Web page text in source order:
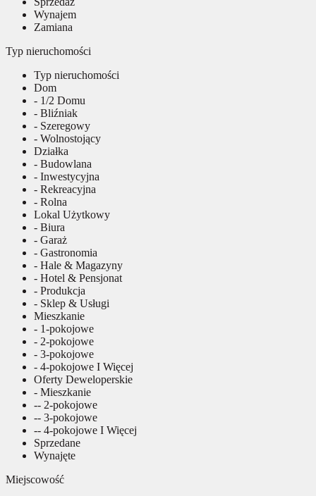
Wynajem
Zamiana
Typ nieruchomości
Typ nieruchomości
Dom
- 1/2 Domu
- Bliźniak
- Szeregowy
- Wolnostojący
Działka
- Budowlana
- Inwestycyjna
- Rekreacyjna
- Rolna
Lokal Użytkowy
- Biura
- Garaż
- Gastronomia
- Hale & Magazyny
- Hotel & Pensjonat
- Produkcja
- Sklep & Usługi
Mieszkanie
- 1-pokojowe
- 2-pokojowe
- 3-pokojowe
- 4-pokojowe I Więcej
Oferty Deweloperskie
- Mieszkanie
-- 2-pokojowe
-- 3-pokojowe
-- 4-pokojowe I Więcej
Sprzedane
Wynajęte
Miejscowość